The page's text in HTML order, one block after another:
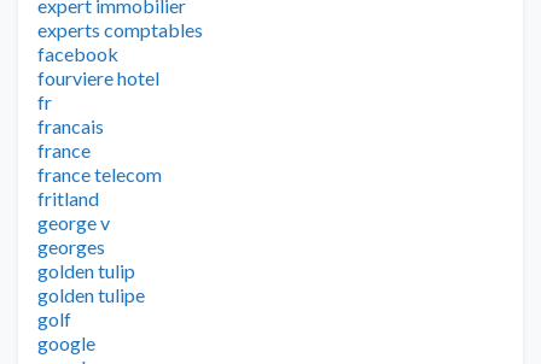
expert immobilier
experts comptables
facebook
fourviere hotel
fr
francais
france
france telecom
fritland
george v
georges
golden tulip
golden tulipe
golf
google